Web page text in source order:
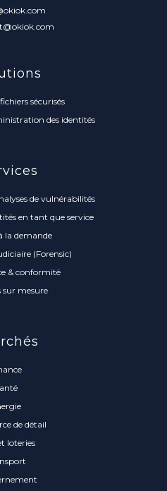
sécurisés
des identités
de vulnérabilités
en tant que service
la demande
(Forensic)
& conformité
sur mesure
de détail
loteries